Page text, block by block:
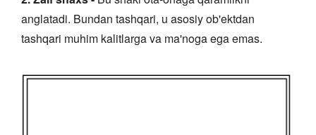
anglatadi. Bundan tashqari, u asosiy ob'ektdan
tashqari muhim kalitlarga va ma'noga ega emas.